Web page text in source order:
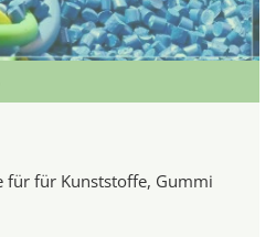
für für Kunststoffe, Gummi